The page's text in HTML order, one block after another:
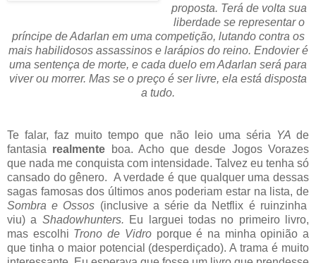
proposta. Terá de volta sua
liberdade se representar o
príncipe de Adarlan em uma competição, lutando contra os
mais habilidosos assassinos e larápios do reino. Endovier é
uma sentença de morte, e cada duelo em Adarlan será para
viver ou morrer. Mas se o preço é ser livre, ela está disposta
a tudo.
Te falar, faz muito tempo que não leio uma séria YAde
fantasia realmente
boa. Acho que desde Jogos Vorazes
que nada me conquista com intensidade. Talvez eu tenha só
cansado do gênero. A verdade é que qualquer uma dessas
sagas famosas dos últimos anos poderiam estar na lista, de
Sombra e Ossos (inclusive a série da Netflix é ruinzinha
viu) a Shadowhunters. Eu larguei todas no primeiro livro,
mas escolhi Trono de Vidroporque é na minha opinião a
que tinha o maior potencial (desperdiçado). A trama é muito